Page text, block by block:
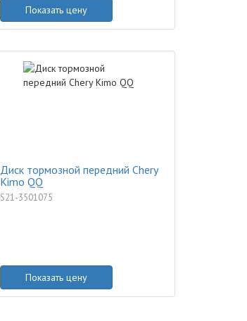
Показать цену
Диск тормозной передний Chery
Kimo QQ
S21-3501075
Показать цену